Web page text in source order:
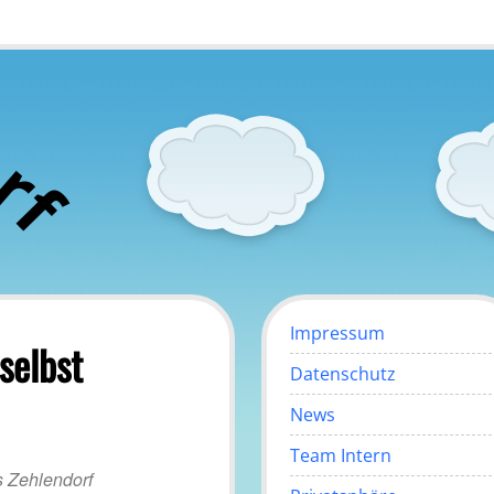
Zehlendorf
Impressum
Datenschutz
News
Team Intern